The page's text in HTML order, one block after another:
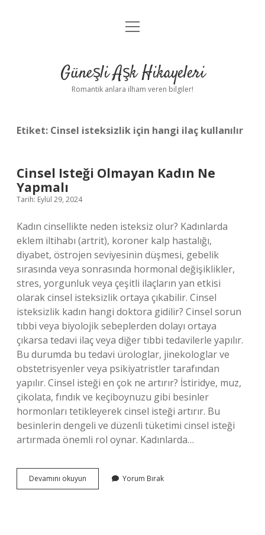
Anasayfa
Yasal Uyarı
menüyü
Güneşli Aşk Hikayeleri
Romantik anlara ilham veren bilgiler!
Etiket: Cinsel isteksizlik için hangi ilaç kullanılır
Cinsel Isteği Olmayan Kadın Ne
Yapmalı
Tarih: Eylül 29, 2024
Kadın cinsellikte neden isteksiz olur? Kadınlarda
eklem iltihabı (artrit), koroner kalp hastalığı,
diyabet, östrojen seviyesinin düşmesi, gebelik
sırasında veya sonrasında hormonal değişiklikler,
stres, yorgunluk veya çeşitli ilaçların yan etkisi
olarak cinsel isteksizlik ortaya çıkabilir. Cinsel
isteksizlik kadın hangi doktora gidilir? Cinsel sorun
tıbbi veya biyolojik sebeplerden dolayı ortaya
çıkarsa tedavi ilaç veya diğer tıbbi tedavilerle yapılır.
Bu durumda bu tedavi ürologlar, jinekologlar ve
obstetrisyenler veya psikiyatristler tarafından
yapılır. Cinsel isteği en çok ne artırır? İstiridye, muz,
çikolata, fındık ve keçiboynuzu gibi besinler
hormonları tetikleyerek cinsel isteği artırır. Bu
besinlerin dengeli ve düzenli tüketimi cinsel isteği
artırmada önemli rol oynar. Kadınlarda…
Devamını okuyun
Isteği
Yorum Bırak